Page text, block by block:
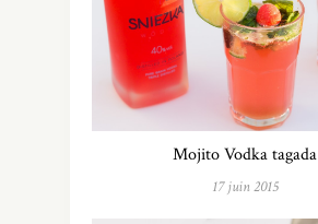
Mojito Vodka tagada
17 juin 2015